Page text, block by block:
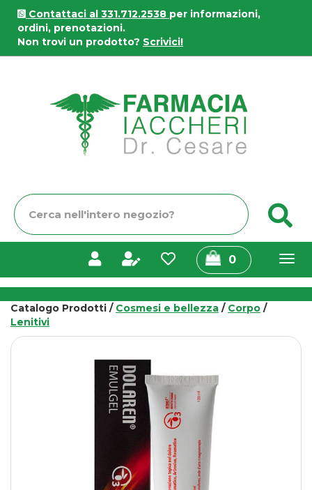
Passa
contenuto
principale
Contattaci al 331.712.2538 per informazioni,
ordini, prenotazioni.
Non trovi un prodotto? Scrivici!
Cerca
Prodotto
0prodotti
inseriti
Catalogo Prodotti / Cosmesi e bellezza / Corpo /
Lenitivi